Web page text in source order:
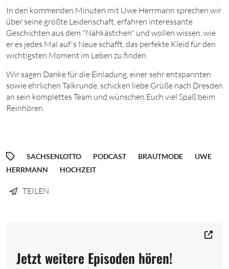
In den kommenden Minuten mit Uwe Herrmann sprechen wir
über seine größte Leidenschaft, erfahren interessante
Geschichten aus dem "Nähkästchen" und wollen wissen, wie
er es jedes Mal auf's Neue schafft, das perfekte Kleid für den
wichtigsten Moment im Leben zu finden.
Wir sagen Danke für die Einladung, einer sehr entspannten
sowie ehrlichen Talkrunde, schicken liebe Grüße nach Dresden
an sein komplettes Team und wünschen Euch viel Spaß beim
Reinhören.
SACHSENLOTTO PODCAST BRAUTMODE
UWE
HERRMANN
HOCHZEIT
TEILEN
Jetzt weitere Episoden hören!